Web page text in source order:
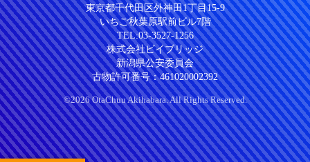
東京都千代田区外神田1丁目15-9
いちご秋葉原駅前ビル7階
TEL:03-3527-1256
株式会社ビイブリッジ
新潟県公安委員会
古物許可番号：461020002392
©2026 OtaChuu Akihabara. All Rights Reserved.